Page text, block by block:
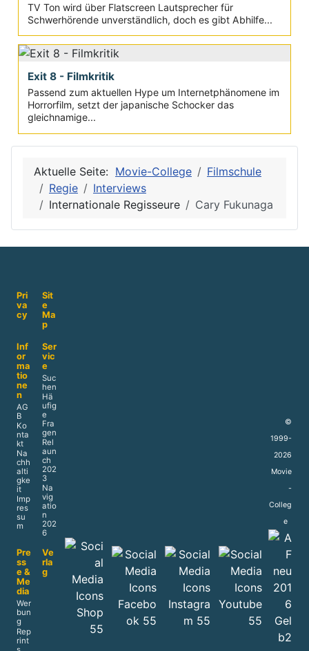
TV Ton wird über Flatscreen Lautsprecher für
Schwerhörende unverständlich, doch es gibt Abhilfe...
Exit 8 - Filmkritik
Passend zum aktuellen Hype um Internetphänomene im
Horrorfilm, setzt der japanische Schocker das
gleichnamige...
Aktuelle Seite: Movie-College
Filmschule
Regie
Interviews
Internationale Regisseure
Cary Fukunaga
Pri
va
cy
Sit
e
Ma
p
Inf
or
ma
tio
ne
n
AG
B
Ko
nta
kt
Na
chh
alti
gke
it
Imp
res
su
m
Ser
vic
e
Suc
hen
Hä
ufig
e
Fra
gen
Rel
aun
ch
202
3
Na
vig
atio
n
202
6
Pre
ss
e &
Me
dia
Wer
bun
g
Rep
rint
Ve
rla
g
©
1999-
2026
Movie
-
Colleg
e